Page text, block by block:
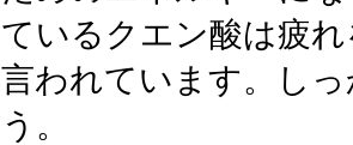
ているクエン酸は疲
言われています。し
う。